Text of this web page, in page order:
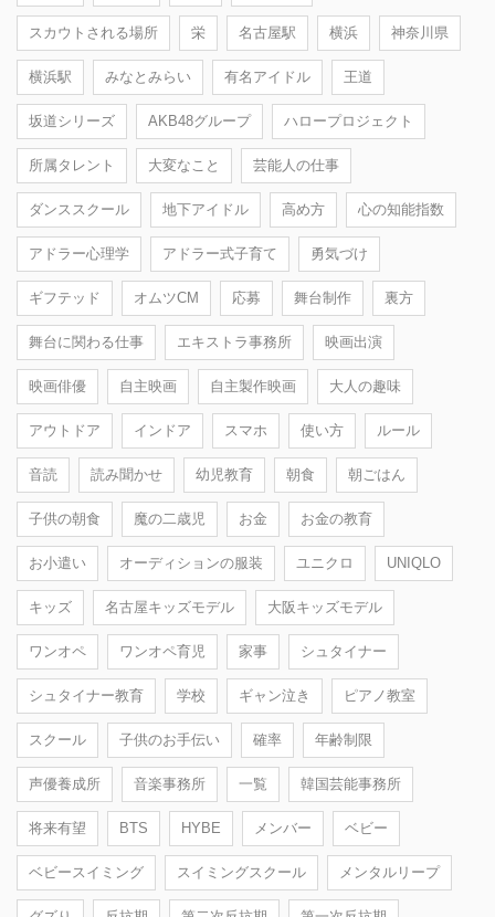
スカウトされる場所 栄 名古屋駅 横浜 神奈川県
横浜駅 みなとみらい 有名アイドル 王道
坂道シリーズ AKB48グループ ハロープロジェクト
所属タレント 大変なこと 芸能人の仕事
ダンススクール 地下アイドル 高め方 心の知能指数
アドラー心理学 アドラー式子育て 勇気づけ
ギフテッド オムツCM 応募 舞台制作 裏方
舞台に関わる仕事 エキストラ事務所 映画出演
映画俳優 自主映画 自主製作映画 大人の趣味
アウトドア インドア スマホ 使い方 ルール
音読 読み聞かせ 幼児教育 朝食 朝ごはん
子供の朝食 魔の二歳児 お金 お金の教育
お小遣い オーディションの服装 ユニクロ UNIQLO
キッズ 名古屋キッズモデル 大阪キッズモデル
ワンオペ ワンオペ育児 家事 シュタイナー
シュタイナー教育 学校 ギャン泣き ピアノ教室
スクール 子供のお手伝い 確率 年齢制限
声優養成所 音楽事務所 一覧 韓国芸能事務所
将来有望 BTS HYBE メンバー ベビー
ベビースイミング スイミングスクール メンタルリープ